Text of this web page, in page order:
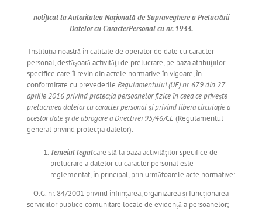
notificat la Autoritatea Națională de Supraveghere a Prelucrării
Datelor cu CaracterPersonal cu nr. 1933.
Instituția noastră în calitate de operator de date cu caracter
personal, desfăşoară activităţi de prelucrare, pe baza atribuţiilor
specifice care îi revin din actele normative în vigoare, în
conformitate cu prevederile Regulamentului (UE) nr. 679 din 27
aprilie 2016 privind protecţia persoanelor fizice în ceea ce priveşte
prelucrarea datelor cu caracter personal şi privind libera circulaţie a
acestor date şi de abrogare a Directivei 95/46/CE(Regulamentul
general privind protecţia datelor).
Temeiul legalcare stă la baza activităţilor specifice de
prelucrare a datelor cu caracter personal este
reglementat, în principal, prin următoarele acte normative:
– O.G. nr. 84/2001 privind înființarea, organizarea și funcționarea
serviciilor publice comunitare locale de evidență a persoanelor;